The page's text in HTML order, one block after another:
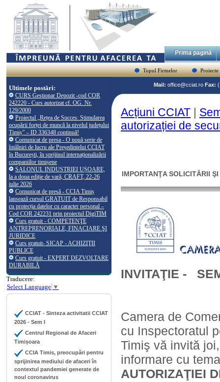
Prima pagină
Topul Firmelor Proiecte
Ultimele postări:
CURS Gestionar Depozit -cod COR
242220 - Curs autorizat cf. OG. Nr.
129/2000
Proiectul „Rețea de Succes: Stimularea
ocupării forței de muncă la nivelul județului
Timiș” – ID 336348 continuă!
Comunicat de presa - O nouă serie de
întâlniri de lucru ale Președintelui CCIAT
în București, în sprijinul internaționalizării
companiilor timișene
SALONUL INDUSTRIEI UȘOARE,
la a doua ediție de vară, CRAFT, 22-26
iulie 2026
Comunicat de presă - CCIA Timiș
lansează cursul GRATUIT de Responsabil
cu protecția datelor cu caracter personal –
Cod COR 242231 prin proiectul DigiTIM
Curs gratuit - COMPETENŢE
ANTREPRENORIALE, FINACIARE ŞI
JURIDICE
Curs gratuit- SICAP - ACHIZIŢII
PUBLICE
Curs gratuit - EXPERT DEZVOLTARE
DURABILĂ
Traducere:
Select Language ▼
CCIAT - Sinteza activitatii CCIAT
2026 - Sem I
Centrul Regional de Afaceri
Timișoara
CCIA Timis, preocupări pentru
sprijinirea mediului de afaceri în
contextul pandemiei generate de
noul coronavirus
Mail: office@cciat.ro Fax:
Acțiuni CCIAT |
autorizației de
IMPORTANŢA SOLICITĂRII
INVITAŢIE -
Camera de
cu Inspectoratul
Timiş vă invită
informare cu
AUTORIZAŢIEI